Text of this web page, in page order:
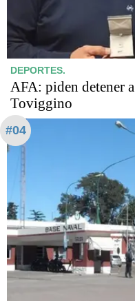
DEPORTES.
AFA: piden detener
Toviggino
#04